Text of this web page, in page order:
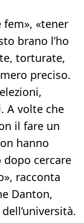
fem», «tener
brano l’ho
torturate,
preciso.
A volte che
il fare un
hanno
cercare
racconta
Danton,